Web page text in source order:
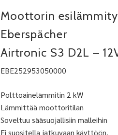
Moottorin
Eberspächer
Airtronic S3 D2L –
EBE252953050000
Polttoainelämmitin 2 kW
Lämmittää moottoritilan
Soveltuu sääsuojallisiin malleihin
Ei suositella jatkuvaan käyttöön.